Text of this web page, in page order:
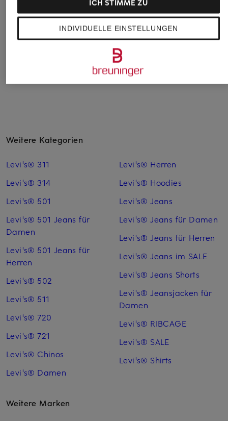
Bestpreis:50,99 €
SHAPING BERMUDA
Bestpreis:33,99 €
Weitere Kategorien
Levi's® 311
Levi's® 314
Levi's® 501
Levi's® 501 Jeans für
Damen
Levi's® 501 Jeans für
Herren
Levi's® 502
Levi's® 511
Levi's® 720
Levi's® 721
Levi's® Chinos
Levi's® Damen
Levi's® Herren
Levi's® Hoodies
Levi's® Jeans
Levi's® Jeans für Damen
Levi's® Jeans für Herren
Levi's® Jeans im SALE
Levi's® Jeans Shorts
Levi's® Jeansjacken für
Damen
Levi's® RIBCAGE
Levi's® SALE
Levi's® Shirts
Weitere Marken
INDIVIDUELLE EINSTELLUNGEN
ICH STIMME ZU